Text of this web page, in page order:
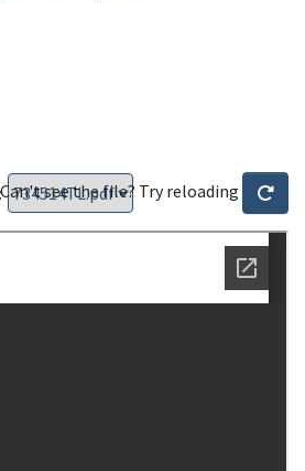
Can't see the file? Try reloading